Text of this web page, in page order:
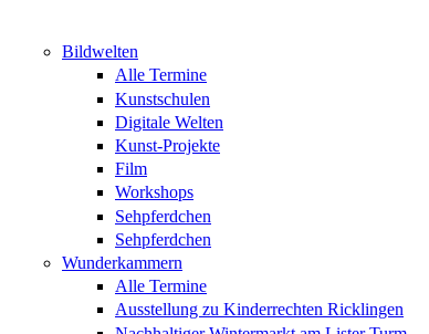
Bildwelten
Alle Termine
Kunstschulen
Digitale Welten
Kunst-Projekte
Film
Workshops
Sehpferdchen
Sehpferdchen
Wunderkammern
Alle Termine
Ausstellung zu Kinderrechten Ricklingen